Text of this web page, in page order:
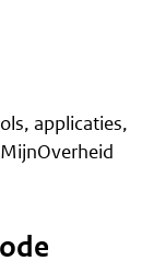
applicaties,